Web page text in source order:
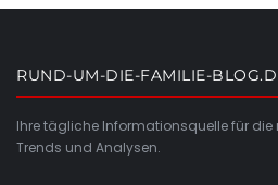
RUND-UM-DIE-FAMILIE-
Ihre tägliche Informationsquelle für die
Trends und Analysen.